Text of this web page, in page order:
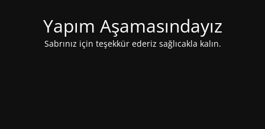
Yapım Aşamasındayız
Sabrınız için teşekkür ederiz sağlıcakla kalın.